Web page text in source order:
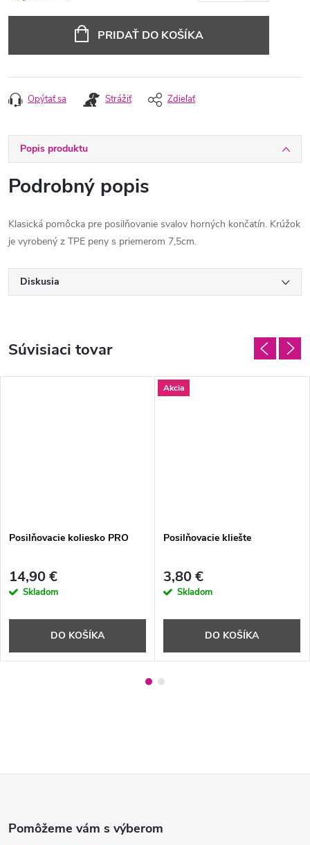
PRIDAŤ DO KOŠÍKA
Opýtať sa Strážiť Zdieľať
Popis produktu
Podrobný popis
Klasická pomôcka pre posilňovanie svalov horných končatín. Krúžok
je vyrobený z TPE peny s priemerom 7,5cm.
Diskusia
Súvisiaci tovar
Posilňovacie koliesko PRO
14,90 €
Skladom
DO KOŠÍKA
Akcia
Posilňovacie kliešte
3,80 €
Skladom
DO KOŠÍKA
á